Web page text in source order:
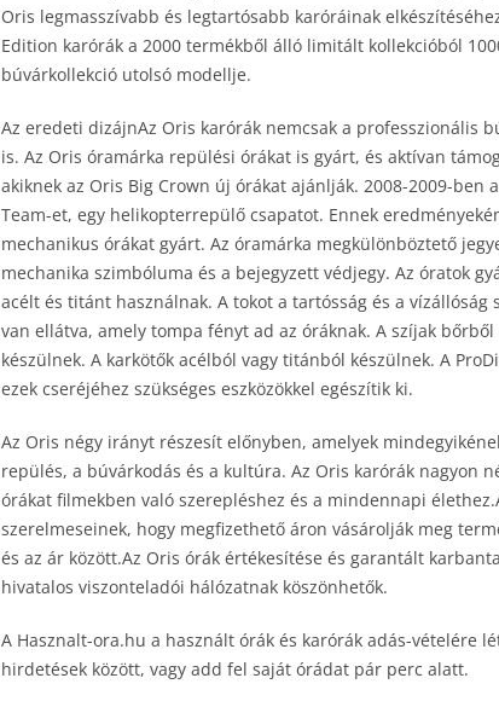
Oris legmasszívabb és legtartósabb karóráinak
Edition karórák a 2000 termékből álló limitált kollekcióból
búvárkollekció utolsó modellje.
Az eredeti dizájnAz Oris karórák nemcsak a professzionális
is. Az Oris óramárka repülési órákat is gyárt, és aktívan
akiknek az Oris Big Crown új órákat ajánlják. 2008-2009-
Team-et, egy helikopterrepülő csapatot. Ennek
mechanikus órákat gyárt. Az óramárka megkülönböztető
mechanika szimbóluma és a bejegyzett védjegy. Az óratok
acélt és titánt használnak. A tokot a tartósság és a
van ellátva, amely tompa fényt ad az óráknak. A szíjak
készülnek. A karkötők acélból vagy titánból készülnek. A
ezek cseréjéhez szükséges eszközökkel egészítik ki.
Az Oris négy irányt részesít előnyben, amelyek
repülés, a búvárkodás és a kultúra. Az Oris karórák nagyon
órákat filmekben való szerepléshez és a mindennapi
szerelmeseinek, hogy megfizethető áron vásárolják meg
és az ár között.Az Oris órák értékesítése és garantált
hivatalos viszonteladói hálózatnak köszönhetők.
A Hasznalt-ora.hu a használt órák és karórák adás-vételére
hirdetések között, vagy add fel saját órádat pár perc alatt.